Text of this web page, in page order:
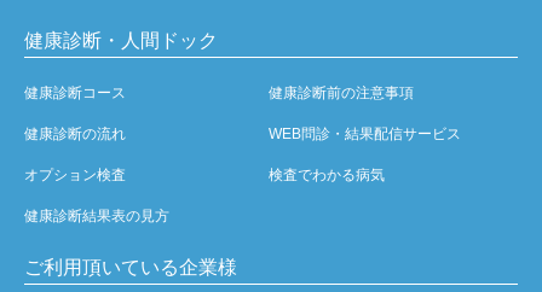
健康診断・人間ドック
健康診断コース 健康診断前の注意事項
健康診断の流れ WEB問診・結果配信サービス
オプション検査 検査でわかる病気
健康診断結果表の見方
ご利用頂いている企業様